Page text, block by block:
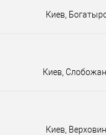
Киев,
Киев,
Киев,